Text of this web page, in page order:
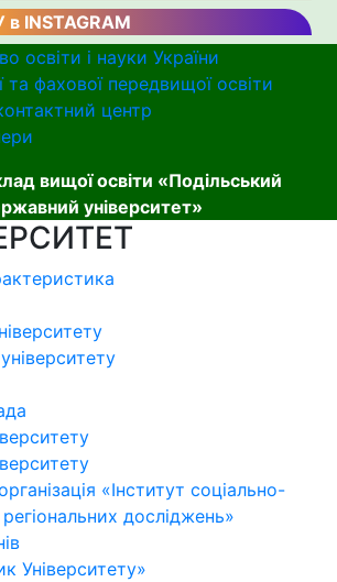
INSTAGRAM
освіти і науки України
фахової передвищої освіти
центр
вищої освіти «Подільський
університет»
«Інститут соціально-
досліджень»
Університету»